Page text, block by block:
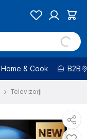
Home & Cook B2B
Televizorji